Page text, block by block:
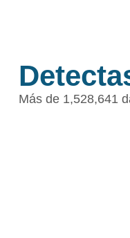
Más de 1,528,641